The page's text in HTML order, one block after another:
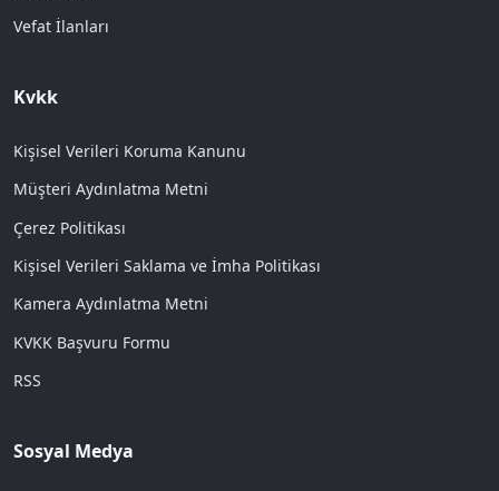
Vefat İlanları
Kvkk
Kişisel Verileri Koruma Kanunu
Müşteri Aydınlatma Metni
Çerez Politikası
Kişisel Verileri Saklama ve İmha Politikası
Kamera Aydınlatma Metni
KVKK Başvuru Formu
RSS
Sosyal Medya